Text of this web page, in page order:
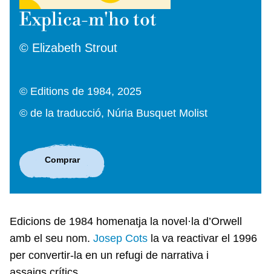
Explica-m'ho tot
© Elizabeth Strout
© Editions de 1984, 2025
© de la traducció, Núria Busquet Molist
Comprar
Edicions de 1984 homenatja la novel·la d’Orwell
amb el seu nom. Josep Cots la va reactivar el 1996
per convertir‑la en un refugi de narrativa i